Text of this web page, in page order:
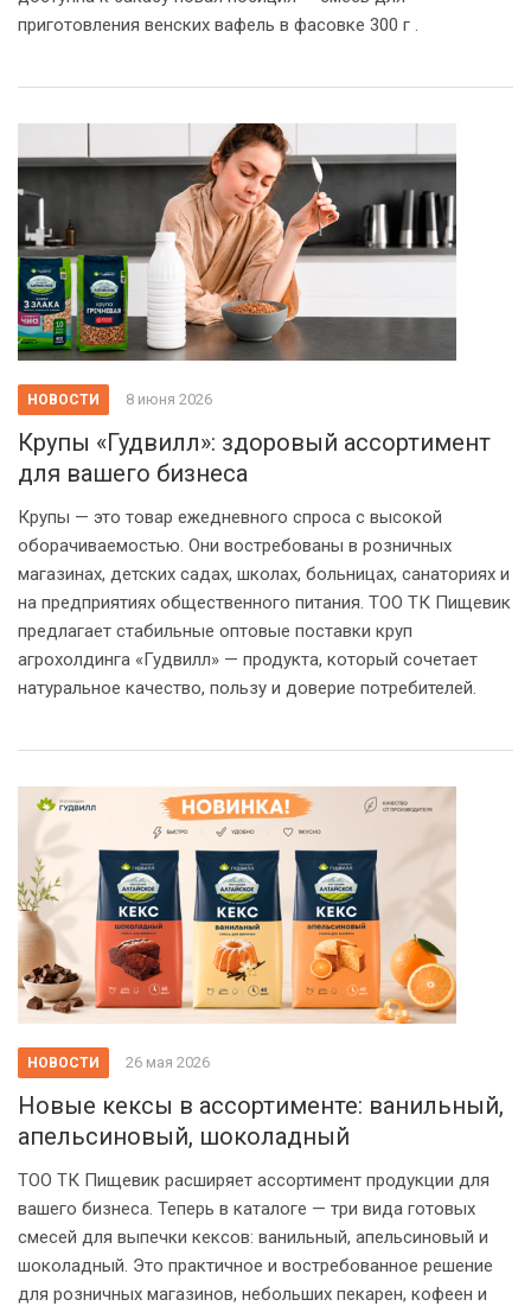
приготовления венских вафель в фасовке 300 г .
НОВОСТИ 8 июня 2026
Крупы «Гудвилл»: здоровый ассортимент
для вашего бизнеса
Крупы — это товар ежедневного спроса с высокой
оборачиваемостью. Они востребованы в розничных
магазинах, детских садах, школах, больницах, санаториях и
на предприятиях общественного питания. ТОО ТК Пищевик
предлагает стабильные оптовые поставки круп
агрохолдинга «Гудвилл» — продукта, который сочетает
натуральное качество, пользу и доверие потребителей.
НОВОСТИ 26 мая 2026
Новые кексы в ассортименте: ванильный,
апельсиновый, шоколадный
ТОО ТК Пищевик расширяет ассортимент продукции для
вашего бизнеса. Теперь в каталоге — три вида готовых
смесей для выпечки кексов: ванильный, апельсиновый и
шоколадный. Это практичное и востребованное решение
для розничных магазинов, небольших пекарен, кофеен и